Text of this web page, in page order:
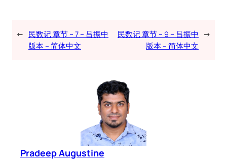
← 民数记 章节 – 7 – 吕振中
版本 – 简体中文
民数记 章节 – 9 – 吕振中
版本 – 简体中文
→
Pradeep Augustine